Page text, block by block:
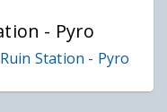
- Pyro
Station - Pyro